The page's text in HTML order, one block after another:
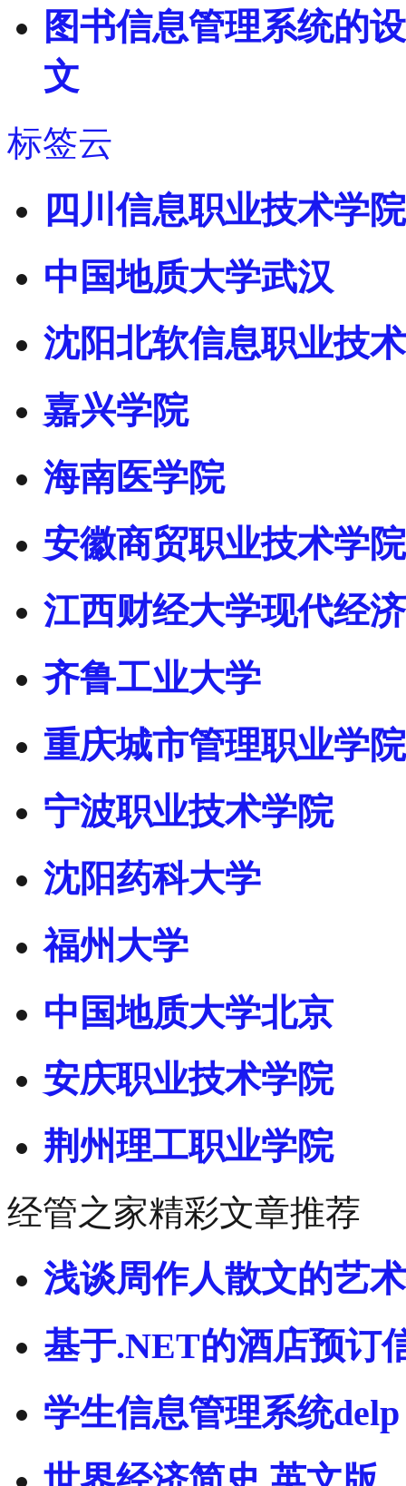
图书信息管理系统的
文
标签云
四川信息职业技术学院
中国地质大学武汉
沈阳北软信息职业技
嘉兴学院
海南医学院
安徽商贸职业技术学院
江西财经大学现代经
齐鲁工业大学
重庆城市管理职业学院
宁波职业技术学院
沈阳药科大学
福州大学
中国地质大学北京
安庆职业技术学院
荆州理工职业学院
经管之家精彩文章推荐
浅谈周作人散文的艺
基于.NET的酒店预订
学生信息管理系统delp